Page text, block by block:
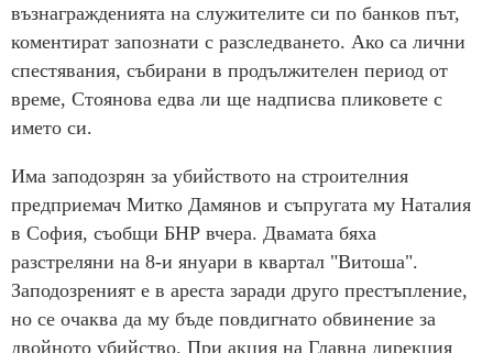
възнагражденията на служителите си по банков път,
коментират запознати с разследването. Ако са лични
спестявания, събирани в продължителен период от
време, Стоянова едва ли ще надписва пликовете с
името си.
Има заподозрян за убийството на строителния
предприемач Митко Дамянов и съпругата му Наталия
в София, съобщи БНР вчера. Двамата бяха
разстреляни на 8-и януари в квартал "Витоша".
Заподозреният е в ареста заради друго престъпление,
но се очаква да му бъде повдигнато обвинение за
двойното убийство. При акция на Главна дирекция